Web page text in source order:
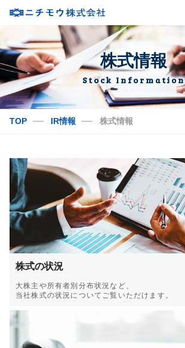
ニチモウとは？
～浜から食卓までを網羅し、挑戦の歩みを未来
企業情報
事業紹介
IR情報
採用情報
株式情報
Stock Information
TOP IR情報 株式情報
株式の状況
大株主や所有者別分布状況など、
当社株式の状況についてご覧いただけます。